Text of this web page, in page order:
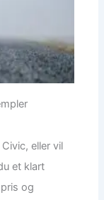
eller vil
et klart
og